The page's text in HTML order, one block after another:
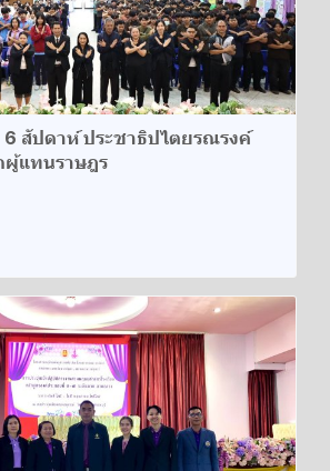
6 สัปดาห์ ประชาธิปไตยรณรงค์
ผู้แทนราษฎร